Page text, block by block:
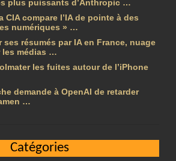
plus puissants d’Anthropic …
CIA compare l’IA de pointe à des
numériques » …
ses résumés par IA en France, nuage
les médias …
les fuites autour de l’iPhone
demande à OpenAI de retarder
…
Catégories